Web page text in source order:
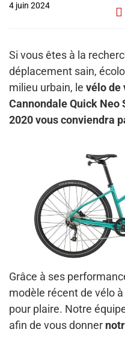
4 juin 2024
Si vous êtes à la
déplacement sain,
milieu urbain, le vélo de
Cannondale Quick Neo
2020 vous conviendra
Grâce à ses
modèle récent de vélo
pour plaire. Notre
afin de vous donner